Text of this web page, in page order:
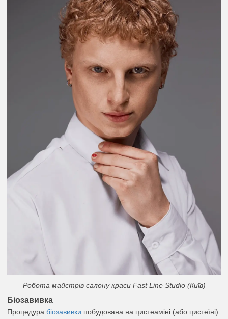
Робота майстрів салону краси Fast Line Studio (Київ)
Біозавивка
Процедура біозавивки побудована на цистеаміні (або цистеїні)